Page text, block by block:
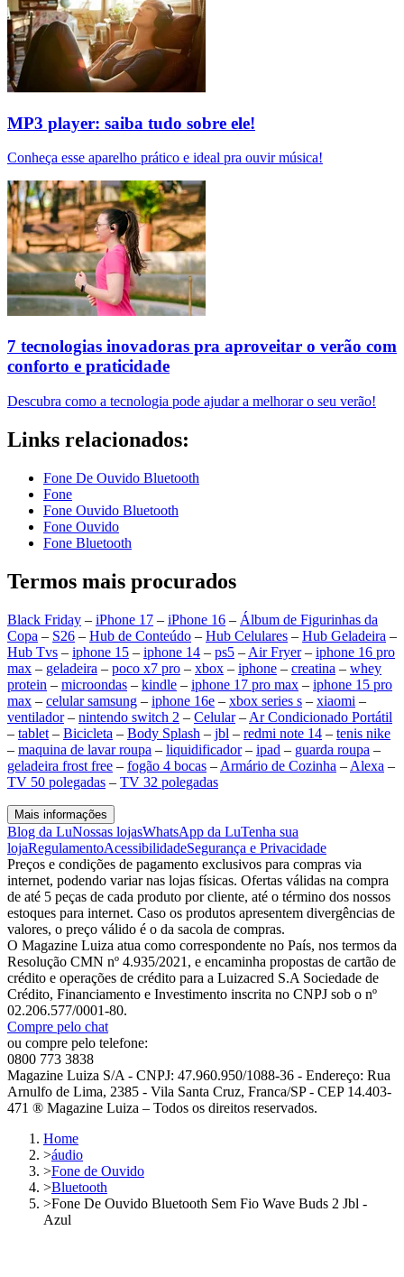
MP3 player: saiba tudo sobre ele!
Conheça esse aparelho prático e ideal pra ouvir música!
7 tecnologias inovadoras pra aproveitar o verão com
conforto e praticidade
Descubra como a tecnologia pode ajudar a melhorar o seu verão!
Links relacionados:
Fone De Ouvido Bluetooth
Fone
Fone Ouvido Bluetooth
Fone Ouvido
Fone Bluetooth
Termos mais procurados
Black Friday – iPhone 17 – iPhone 16 – Álbum de Figurinhas da
Copa – S26 – Hub de Conteúdo – Hub Celulares – Hub Geladeira –
Hub Tvs – iphone 15 – iphone 14 – ps5 – Air Fryer– iphone 16 pro
max – geladeira – poco x7 pro – xbox – iphone – creatina – whey
protein – microondas – kindle – iphone 17 pro max – iphone 15 pro
max – celular samsung – iphone 16e – xbox series s – xiaomi –
ventilador– nintendo switch 2 – Celular– Ar Condicionado Portátil
– tablet – Bicicleta – Body Splash – jbl – redmi note 14 – tenis nike
– maquina de lavar roupa – liquidificador– ipad – guarda roupa –
geladeira frost free – fogão 4 bocas – Armário de Cozinha – Alexa –
TV 50 polegadas – TV 32 polegadas
Mais informações
Blog da LuNossas lojasWhatsApp da LuTenha sua
lojaRegulamentoAcessibilidadeSegurança e Privacidade
Preços e condições de pagamento exclusivos para compras via
internet, podendo variar nas lojas físicas. Ofertas válidas na compra
de até 5 peças de cada produto por cliente, até o término dos nossos
estoques para internet. Caso os produtos apresentem divergências de
valores, o preço válido é o da sacola de compras.
O Magazine Luiza atua como correspondente no País, nos termos da
Resolução CMN nº 4.935/2021, e encaminha propostas de cartão de
crédito e operações de crédito para a Luizacred S.A Sociedade de
Crédito, Financiamento e Investimento inscrita no CNPJ sob o nº
02.206.577/0001-80.
Compre pelo chat
ou compre pelo telefone:
0800 773 3838
Magazine Luiza S/A - CNPJ: 47.960.950/1088-36 - Endereço: Rua
Arnulfo de Lima, 2385 - Vila Santa Cruz, Franca/SP - CEP 14.403-
471 ® Magazine Luiza – Todos os direitos reservados.
Home
>áudio
>Fone de Ouvido
>Bluetooth
>Fone De Ouvido Bluetooth Sem Fio Wave Buds 2 Jbl -
Azul